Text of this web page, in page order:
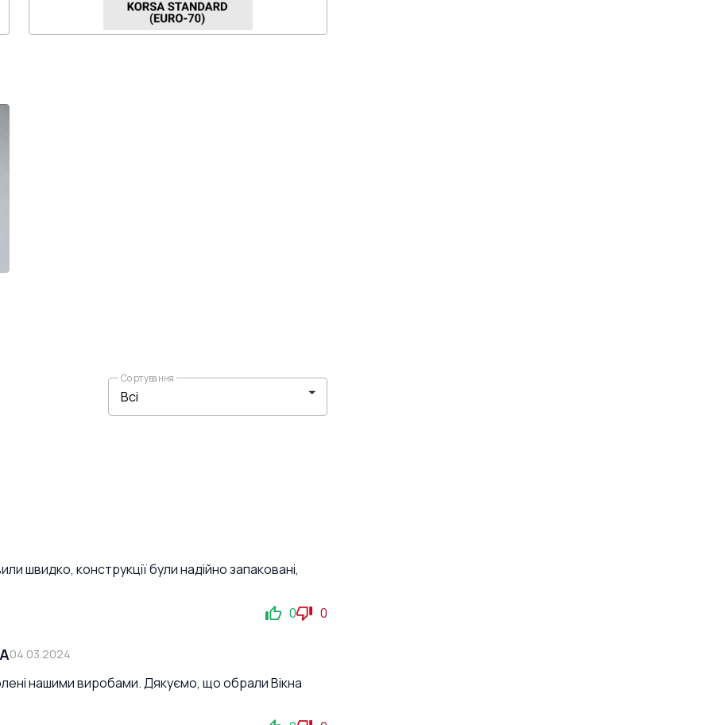
Сортування
швидко, конструкції були надійно запаковані,
0 0
04.03.2024
нашими виробами. Дякуємо, що обрали Вікна